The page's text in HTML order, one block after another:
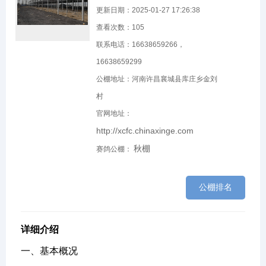
更新日期：2025-01-27 17:26:38
查看次数： 105
联系电话：16638659266，
16638659299
公棚地址：河南许昌襄城县库庄乡金刘
村
官网地址：
http://xcfc.chinaxinge.com
赛鸽公棚： 秋棚
公棚排名
详细介绍
一、基本概况‌